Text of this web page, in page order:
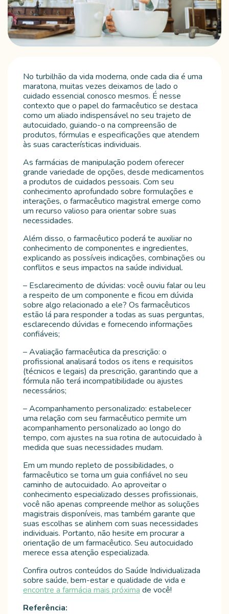
No turbilhão da vida moderna, onde cada dia é uma
maratona, muitas vezes deixamos de lado o
cuidado essencial conosco mesmos. É nesse
contexto que o papel do farmacêutico se destaca
como um aliado indispensável no seu trajeto de
autocuidado, guiando-o na compreensão de
produtos, fórmulas e especificações que atendem
às suas características individuais.
As farmácias de manipulação podem oferecer
grande variedade de opções, desde medicamentos
a produtos de cuidados pessoais. Com seu
conhecimento aprofundado sobre formulações e
interações, o farmacêutico magistral emerge como
um recurso valioso para orientar sobre suas
necessidades.
Além disso, o farmacêutico poderá te auxiliar no
conhecimento de componentes e ingredientes,
explicando as possíveis indicações, combinações ou
conflitos e seus impactos na saúde individual.
– Esclarecimento de dúvidas: você ouviu falar ou leu
a respeito de um componente e ficou em dúvida
sobre algo relacionado a ele? Os farmacêuticos
estão lá para responder a todas as suas perguntas,
esclarecendo dúvidas e fornecendo informações
confiáveis;
– Avaliação farmacêutica da prescrição: o
profissional analisará todos os itens e requisitos
(técnicos e legais) da prescrição, garantindo que a
fórmula não terá incompatibilidade ou ajustes
necessários;
– Acompanhamento personalizado: estabelecer
uma relação com seu farmacêutico permite um
acompanhamento personalizado ao longo do
tempo, com ajustes na sua rotina de autocuidado à
medida que suas necessidades mudam.
Em um mundo repleto de possibilidades, o
farmacêutico se torna um guia confiável no seu
caminho de autocuidado. Ao aproveitar o
conhecimento especializado desses profissionais,
você não apenas compreende melhor as soluções
magistrais disponíveis, mas também garante que
suas escolhas se alinhem com suas necessidades
individuais. Portanto, não hesite em procurar a
orientação de um farmacêutico. Seu autocuidado
merece essa atenção especializada.
Confira outros conteúdos do Saúde Individualizada
sobre saúde, bem-estar e qualidade de vida e
encontre a farmácia mais próxima de você!
Referência: